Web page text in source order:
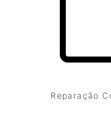
Reparação